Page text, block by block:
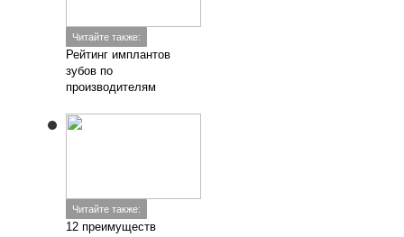
Читайте также:
Рейтинг имплантов
зубов по
производителям
Читайте также:
12 преимуществ